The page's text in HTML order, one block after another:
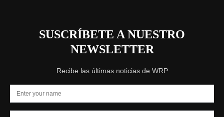
SUSCRÍBETE A NUESTRO
NEWSLETTER
Recibe las últimas noticias de WRP